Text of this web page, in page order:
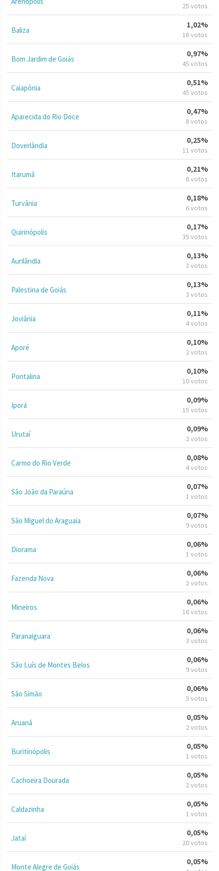
25 votos
Baliza
1,02%
18 votos
Bom Jardim de Goiás
0,97%
45 votos
Caiapônia
0,51%
45 votos
Aparecida do Rio Doce
0,47%
8 votos
Doverlândia
0,25%
11 votos
Itarumã
0,21%
6 votos
Turvânia
0,18%
6 votos
Quirinópolis
0,17%
35 votos
Aurilândia
0,13%
3 votos
Palestina de Goiás
0,13%
3 votos
Joviânia
0,11%
4 votos
Aporé
0,10%
2 votos
Pontalina
0,10%
10 votos
Iporá
0,09%
15 votos
Urutaí
0,09%
2 votos
Carmo do Rio Verde
0,08%
4 votos
São João da Paraúna
0,07%
1 votos
São Miguel do Araguaia
0,07%
9 votos
Diorama
0,06%
1 votos
Fazenda Nova
0,06%
2 votos
Mineiros
0,06%
16 votos
Paranaiguara
0,06%
3 votos
São Luís de Montes Belos
0,06%
9 votos
São Simão
0,06%
5 votos
Aruanã
0,05%
2 votos
Buritinópolis
0,05%
1 votos
Cachoeira Dourada
0,05%
2 votos
Caldazinha
0,05%
1 votos
Jataí
0,05%
20 votos
Monte Alegre de Goiás
0,05%